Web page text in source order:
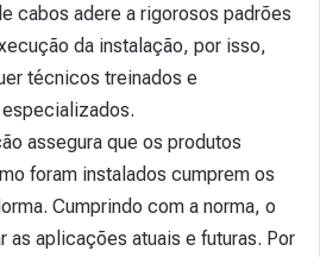
cabos adere a rigorosos padrões
da instalação, por isso,
técnicos treinados e
assegura que os produtos
foram instalados cumprem os
Cumprindo com a norma, o
as aplicações atuais e futuras. Por